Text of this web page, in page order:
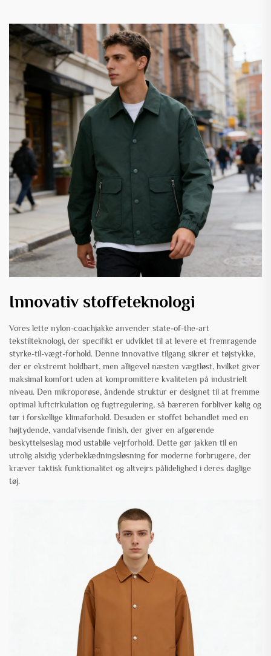
Innovativ stoffeteknologi
Vores lette nylon-coachjakke anvender state-of-the-art
tekstilteknologi, der specifikt er udviklet til at levere et fremragende
styrke-til-vægt-forhold. Denne innovative tilgang sikrer et tøjstykke,
der er ekstremt holdbart, men alligevel næsten vægtløst, hvilket giver
maksimal komfort uden at kompromittere kvaliteten på industrielt
niveau. Den mikroporøse, åndende struktur er designet til at fremme
optimal luftcirkulation og fugtregulering, så bæreren forbliver kølig og
tør i forskellige klimaforhold. Desuden er stoffet behandlet med en
højtydende, vandafvisende finish, der giver en afgørende
beskyttelseslag mod ustabile vejrforhold. Dette gør jakken til en
utrolig alsidig yderbeklædningsløsning for moderne forbrugere, der
kræver taktisk funktionalitet og altvejrs pålidelighed i deres daglige
tøj.